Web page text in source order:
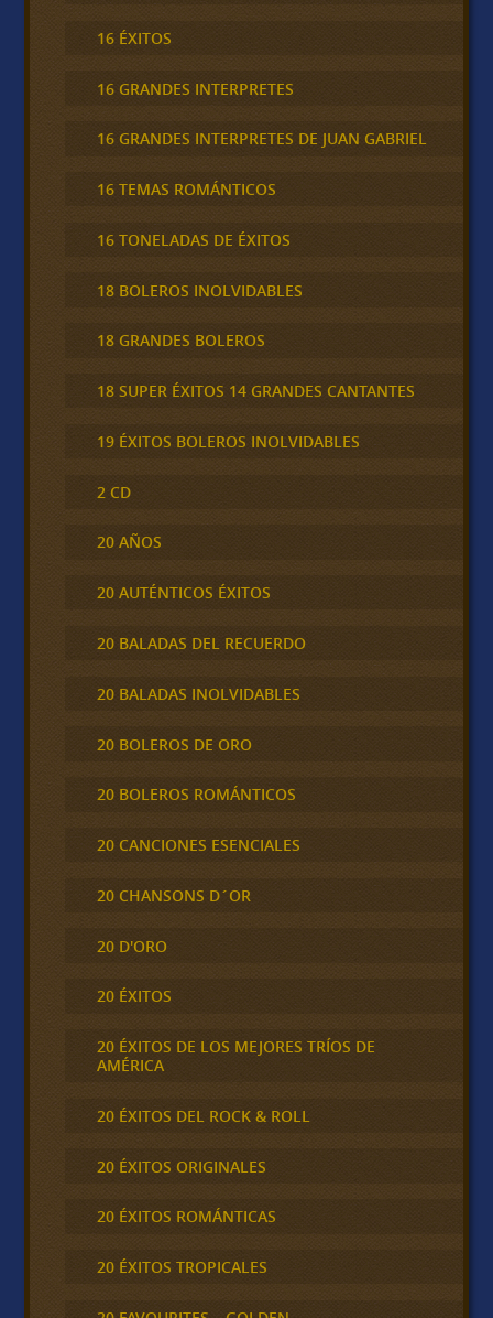
16 ÉXITOS
16 GRANDES INTERPRETES
16 GRANDES INTERPRETES DE JUAN GABRIEL
16 TEMAS ROMÁNTICOS
16 TONELADAS DE ÉXITOS
18 BOLEROS INOLVIDABLES
18 GRANDES BOLEROS
18 SUPER ÉXITOS 14 GRANDES CANTANTES
19 ÉXITOS BOLEROS INOLVIDABLES
2 CD
20 AÑOS
20 AUTÉNTICOS ÉXITOS
20 BALADAS DEL RECUERDO
20 BALADAS INOLVIDABLES
20 BOLEROS DE ORO
20 BOLEROS ROMÁNTICOS
20 CANCIONES ESENCIALES
20 CHANSONS D´OR
20 D'ORO
20 ÉXITOS
20 ÉXITOS DE LOS MEJORES TRÍOS DE
AMÉRICA
20 ÉXITOS DEL ROCK & ROLL
20 ÉXITOS ORIGINALES
20 ÉXITOS ROMÁNTICAS
20 ÉXITOS TROPICALES